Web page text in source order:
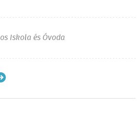
Iskola és Óvoda